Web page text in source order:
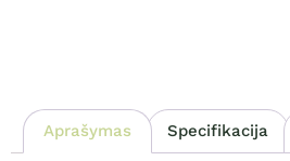
Aprašymas Specifikacija